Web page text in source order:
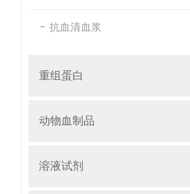
抗血清血浆
重组蛋白
动物血制品
溶液试剂